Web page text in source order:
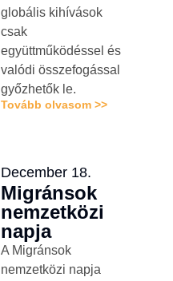
globális kihívások
csak
együttműködéssel és
valódi összefogással
győzhetők le.
Tovább olvasom >>
December 18.
Migránsok
nemzetközi
napja
A Migránsok
nemzetközi napja